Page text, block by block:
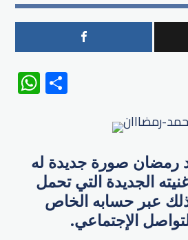
WhatsApp
رمضان صورة جديدة له
الجديدة التي تحمل
عبر حسابه الخاص
الإجتماعي.